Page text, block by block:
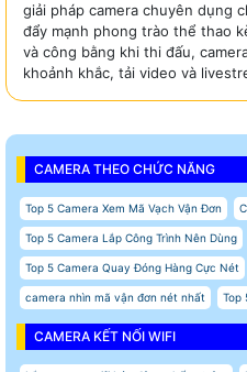
giải pháp camera chuyên dụng
đẩy mạnh phong trào thể thao
và công bằng khi thi đấu,
khoảnh khắc, tải video và
CAMERA THEO CHỨC NĂNG
Top 5 Camera Xem Mã Vạch Vận Đơn
Top 5 Camera Lắp Công Trình Nên Dùng
Top 5 Camera Quay Đóng Hàng Cực Nét
camera nhìn mã vận đơn nét nhất Top
CAMERA KẾT NỐI WIFI